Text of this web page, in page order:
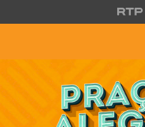
Saltar para o conteúdo principal